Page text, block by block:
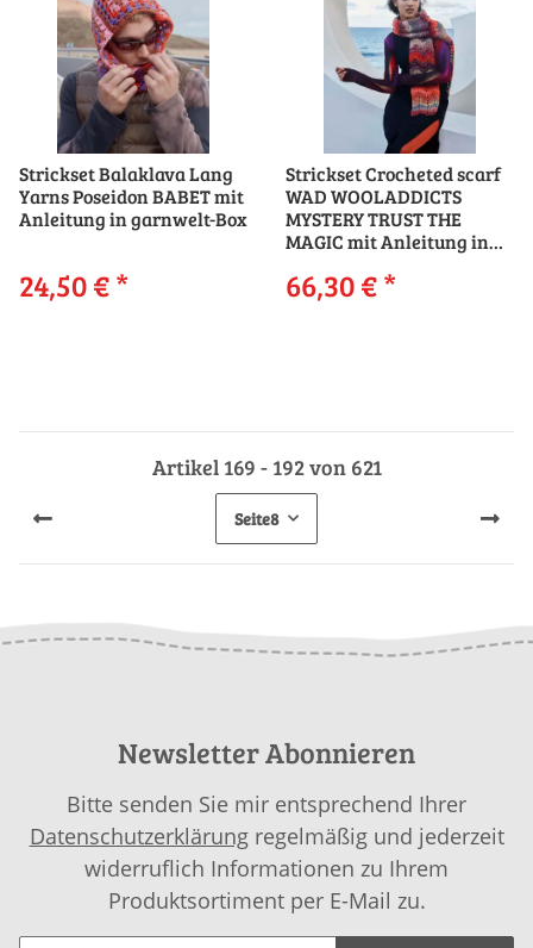
Strickset Balaklava Lang
Yarns Poseidon BABET mit
Anleitung in garnwelt-Box
24,50 €*
Strickset Crocheted scarf
WAD WOOLADDICTS
MYSTERY TRUST THE
MAGIC mit Anleitung in
66,30 €*
Artikel 169 - 192 von 621
Seite8
Newsletter Abonnieren
Bitte senden Sie mir entsprechend Ihrer
Datenschutzerklärungregelmäßig und jederzeit
widerruflich Informationen zu Ihrem
Produktsortiment per E-Mail zu.